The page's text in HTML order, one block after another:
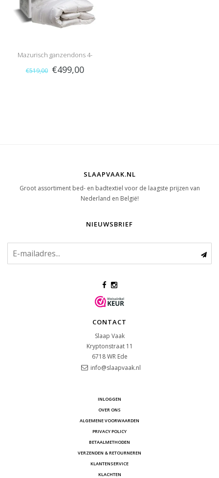
Mazurisch ganzendons 4-
€519,00 €499,00
SLAAPVAAK.NL
Groot assortiment bed- en badtextiel voor de laagste prijzen van
Nederland en België!
NIEUWSBRIEF
CONTACT
Slaap Vaak
Kryptonstraat 11
6718 WR Ede
info@slaapvaak.nl
INLOGGEN
OVER ONS
ALGEMENE VOORWAARDEN
PRIVACY POLICY
BETAALMETHODEN
VERZENDEN & RETOURNEREN
KLANTENSERVICE
KLACHTEN